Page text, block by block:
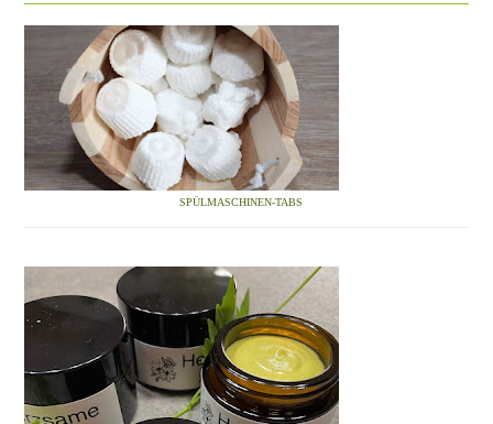
SPÜLMASCHINEN-TABS